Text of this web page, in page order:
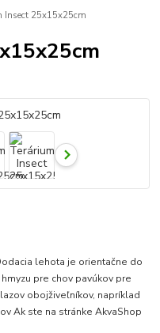
Insect 25x15x25cm
lehota je orientačne do
pre chov pavúkov pre
obojživeľníkov, napríklad
Ak ste na stránke AkvaShop